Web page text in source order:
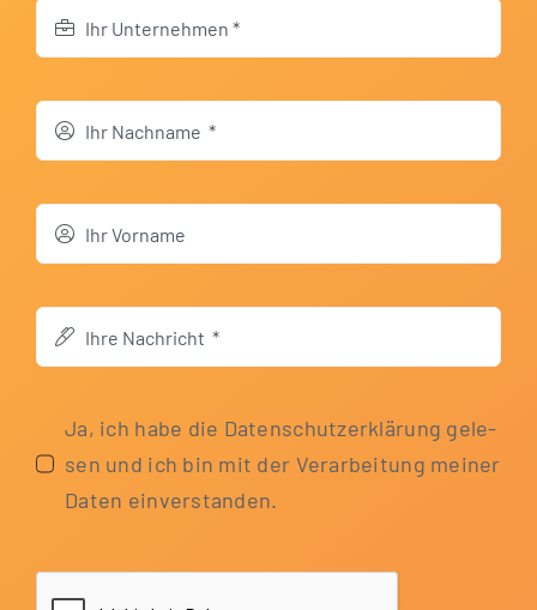
Ja, ich habe die Daten­schutz­er­klä­rung gele­
sen und ich bin mit der Ver­ar­bei­tung mei­ner
Daten einverstanden.